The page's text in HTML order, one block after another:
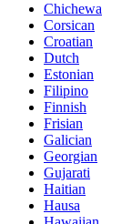
Chichewa
Corsican
Croatian
Dutch
Estonian
Filipino
Finnish
Frisian
Galician
Georgian
Gujarati
Haitian
Hausa